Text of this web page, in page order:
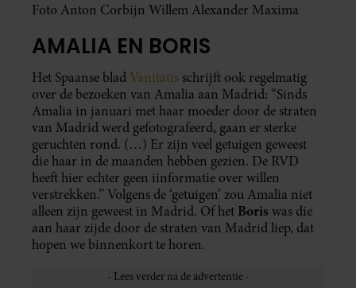
Foto Anton Corbijn Willem Alexander Maxima
AMALIA EN BORIS
Het Spaanse blad Vanitatis schrijft ook regelmatig
over de bezoeken van Amalia aan Madrid: “Sinds
Amalia in januari met haar moeder door de straten
van Madrid werd gefotografeerd, gaan er sterke
geruchten rond. (…) Er zijn veel getuigen geweest
die haar in de maanden hebben gezien. De RVD
heeft hier echter geen iinformatie over willen
verstrekken.” Volgens de ‘getuigen’ zou Amalia niet
alleen zijn geweest in Madrid. Of het Boris was die
aan haar zijde door de straten van Madrid liep, dat
hopen we binnenkort te horen.